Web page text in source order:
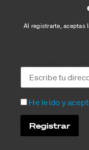
Al registrarte, aceptas
He leído y